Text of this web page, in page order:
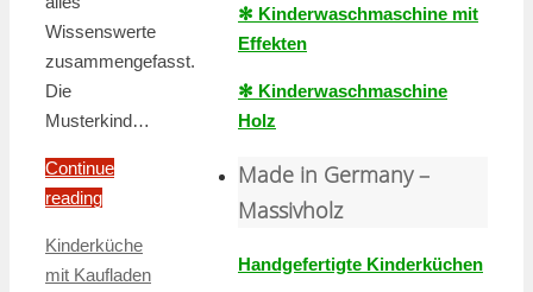
Wissenswerte
zusammengefasst.
Die
Musterkind…
Continue
reading
Kinderküche
mit Kaufladen
✻ Kinderwaschmaschine mit
Effekten
✻ Kinderwaschmaschine
Holz
Made in Germany –
Massivholz
Handgefertigte Kinderküchen